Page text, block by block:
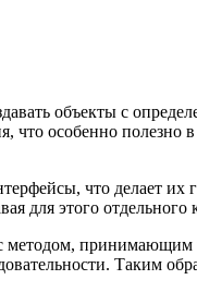
объекты с
особенно полезно
что делает
для этого отдельного
принимающим
Таким